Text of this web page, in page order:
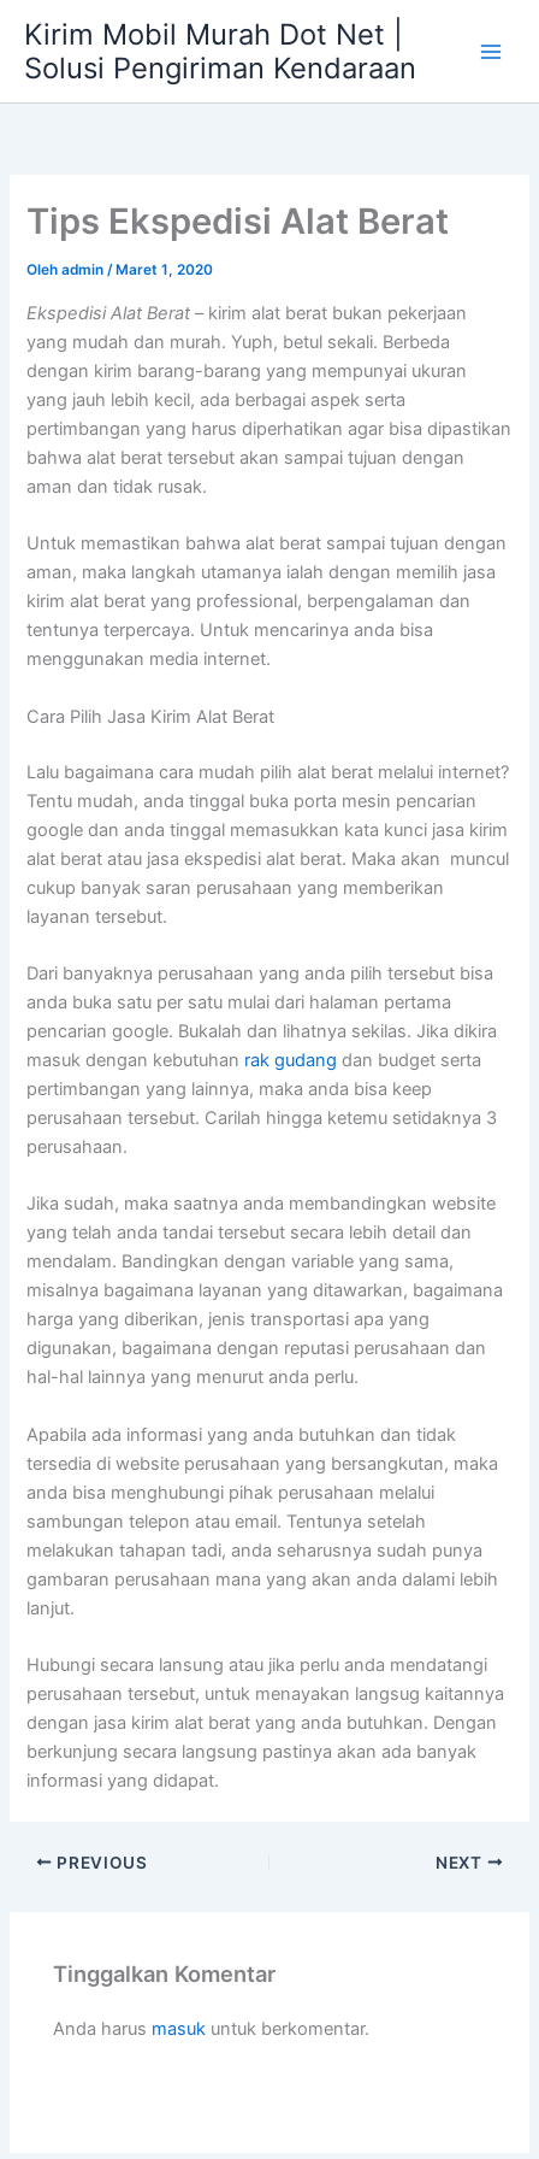
konten
Kirim Mobil Murah Dot Net |
Solusi Pengiriman Kendaraan
Tips Ekspedisi Alat Berat
Olehadmin/ Maret 1, 2020
Ekspedisi Alat Berat – kirim alat berat bukan pekerjaan
yang mudah dan murah. Yuph, betul sekali. Berbeda
dengan kirim barang-barang yang mempunyai ukuran
yang jauh lebih kecil, ada berbagai aspek serta
pertimbangan yang harus diperhatikan agar bisa dipastikan
bahwa alat berat tersebut akan sampai tujuan dengan
aman dan tidak rusak.
Untuk memastikan bahwa alat berat sampai tujuan dengan
aman, maka langkah utamanya ialah dengan memilih jasa
kirim alat berat yang professional, berpengalaman dan
tentunya terpercaya. Untuk mencarinya anda bisa
menggunakan media internet.
Cara Pilih Jasa Kirim Alat Berat
Lalu bagaimana cara mudah pilih alat berat melalui internet?
Tentu mudah, anda tinggal buka porta mesin pencarian
google dan anda tinggal memasukkan kata kunci jasa kirim
alat berat atau jasa ekspedisi alat berat. Maka akan muncul
cukup banyak saran perusahaan yang memberikan
layanan tersebut.
Dari banyaknya perusahaan yang anda pilih tersebut bisa
anda buka satu per satu mulai dari halaman pertama
pencarian google. Bukalah dan lihatnya sekilas. Jika dikira
masuk dengan kebutuhan rak gudang dan budget serta
pertimbangan yang lainnya, maka anda bisa keep
perusahaan tersebut. Carilah hingga ketemu setidaknya 3
perusahaan.
Jika sudah, maka saatnya anda membandingkan website
yang telah anda tandai tersebut secara lebih detail dan
mendalam. Bandingkan dengan variable yang sama,
misalnya bagaimana layanan yang ditawarkan, bagaimana
harga yang diberikan, jenis transportasi apa yang
digunakan, bagaimana dengan reputasi perusahaan dan
hal-hal lainnya yang menurut anda perlu.
Apabila ada informasi yang anda butuhkan dan tidak
tersedia di website perusahaan yang bersangkutan, maka
anda bisa menghubungi pihak perusahaan melalui
sambungan telepon atau email. Tentunya setelah
melakukan tahapan tadi, anda seharusnya sudah punya
gambaran perusahaan mana yang akan anda dalami lebih
lanjut.
Hubungi secara lansung atau jika perlu anda mendatangi
perusahaan tersebut, untuk menayakan langsug kaitannya
dengan jasa kirim alat berat yang anda butuhkan. Dengan
berkunjung secara langsung pastinya akan ada banyak
informasi yang didapat.
PREVIOUS NEXT
Tinggalkan Komentar
Anda harus masuk untuk berkomentar.